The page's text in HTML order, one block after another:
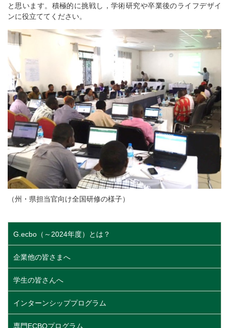
と思います。積極的に挑戦し，学術研究や卒業後のライフデザイ
ンに役立ててください。
（州・県担当官向け全国研修の様子）
G.ecbo（～2024年度）とは？
企業他の皆さまへ
学生の皆さんへ
インターンシッププログラム
専門ECBOプログラム